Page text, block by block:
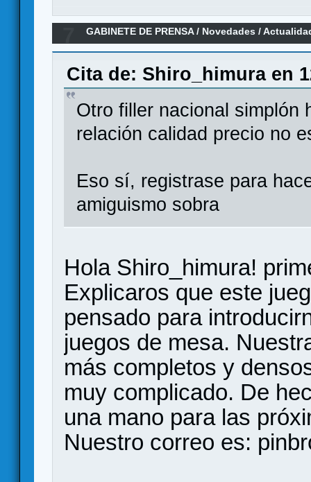
GABINETE DE PRENSA/ Novedades /
Cita de: Shiro_himura en
Otro filler nacional simplón
relación calidad precio no
Eso sí, registrase para
amiguismo sobra
Hola Shiro_himura!
Explicaros que este
pensado para
juegos de mesa.
más completos y
muy complicado. De
una mano para las
Nuestro correo es: